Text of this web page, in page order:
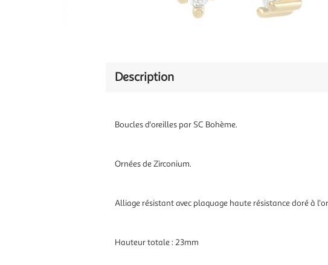
Description
Boucles d'oreilles par SC Bohème.
Ornées de Zirconium.
Alliage résistant avec plaquage haute résistance doré à
Hauteur totale : 23mm